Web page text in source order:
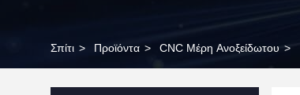
Σπίτι > Προϊόντα > CNC Μέρη Ανοξείδωτου >